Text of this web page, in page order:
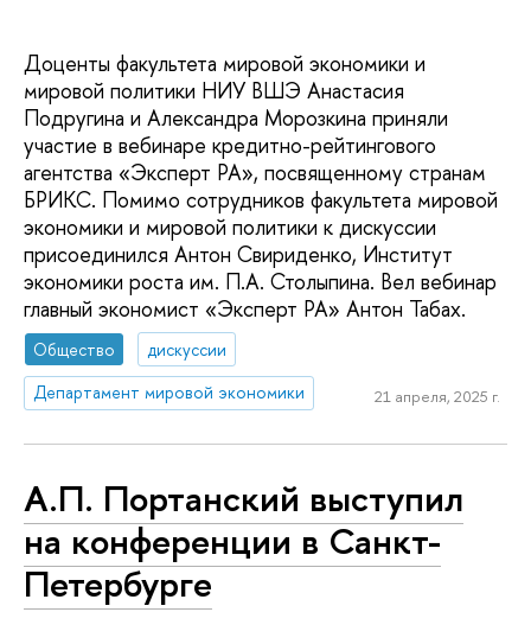
Доценты факультета мировой экономики и
мировой политики НИУ ВШЭ Анастасия
Подругина и Александра Морозкина приняли
участие в вебинаре кредитно-рейтингового
агентства «Эксперт РА», посвященному странам
БРИКС. Помимо сотрудников факультета мировой
экономики и мировой политики к дискуссии
присоединился Антон Свириденко, Институт
экономики роста им. П.А. Столыпина. Вел вебинар
главный экономист «Эксперт РА» Антон Табах.
Общество
дискуссии
Департамент мировой экономики
21 апреля, 2025 г.
А.П. Портанский выступил
на конференции в Санкт-
Петербурге